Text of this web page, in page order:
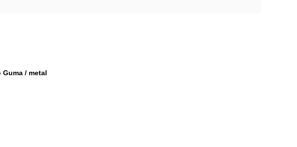
/ metal